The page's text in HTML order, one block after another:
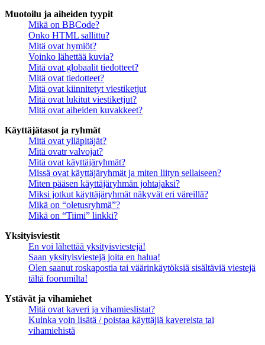
Muotoilu ja aiheiden tyypit
Mikä on BBCode?
Onko HTML sallittu?
Mitä ovat hymiöt?
Voinko lähettää kuvia?
Mitä ovat globaalit tiedotteet?
Mitä ovat tiedotteet?
Mitä ovat kiinnitetyt viestiketjut
Mitä ovat lukitut viestiketjut?
Mitä ovat aiheiden kuvakkeet?
Käyttäjätasot ja ryhmät
Mitä ovat ylläpitäjät?
Mitä ovatr valvojat?
Mitä ovat käyttäjäryhmät?
Missä ovat käyttäjäryhmät ja miten liityn sellaiseen?
Miten pääsen käyttäjäryhmän johtajaksi?
Miksi jotkut käyttäjäryhmät näkyvät eri väreillä?
Mikä on “oletusryhmä”?
Mikä on “Tiimi” linkki?
Yksityisviestit
En voi lähettää yksityisviestejä!
Saan yksityisviestejä joita en halua!
Olen saanut roskapostia tai väärinkäytöksiä sisältäviä viestejä
tältä foorumilta!
Ystävät ja vihamiehet
Mitä ovat kaveri ja vihamieslistat?
Kuinka voin lisätä / poistaa käyttäjiä kavereista tai
vihamiehistä